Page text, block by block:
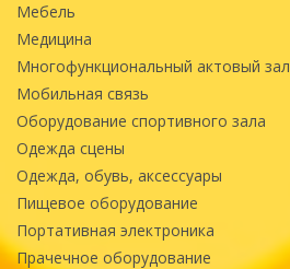
Мебель
Медицина
Многофункциональный актовый зал
Мобильная связь
Оборудование спортивного зала
Одежда сцены
Одежда, обувь, аксессуары
Пищевое оборудование
Портативная электроника
Прачечное оборудование